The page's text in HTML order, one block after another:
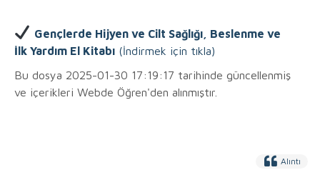
Gençlerde Hijyen ve Cilt Sağlığı, Beslenme ve
İlk Yardım El Kitabı (İndirmek için tıkla)
Bu dosya 2025-01-30 17:19:17 tarihinde güncellenmiş
ve içerikleri Webde Öğren'den alınmıştır.
Alıntı